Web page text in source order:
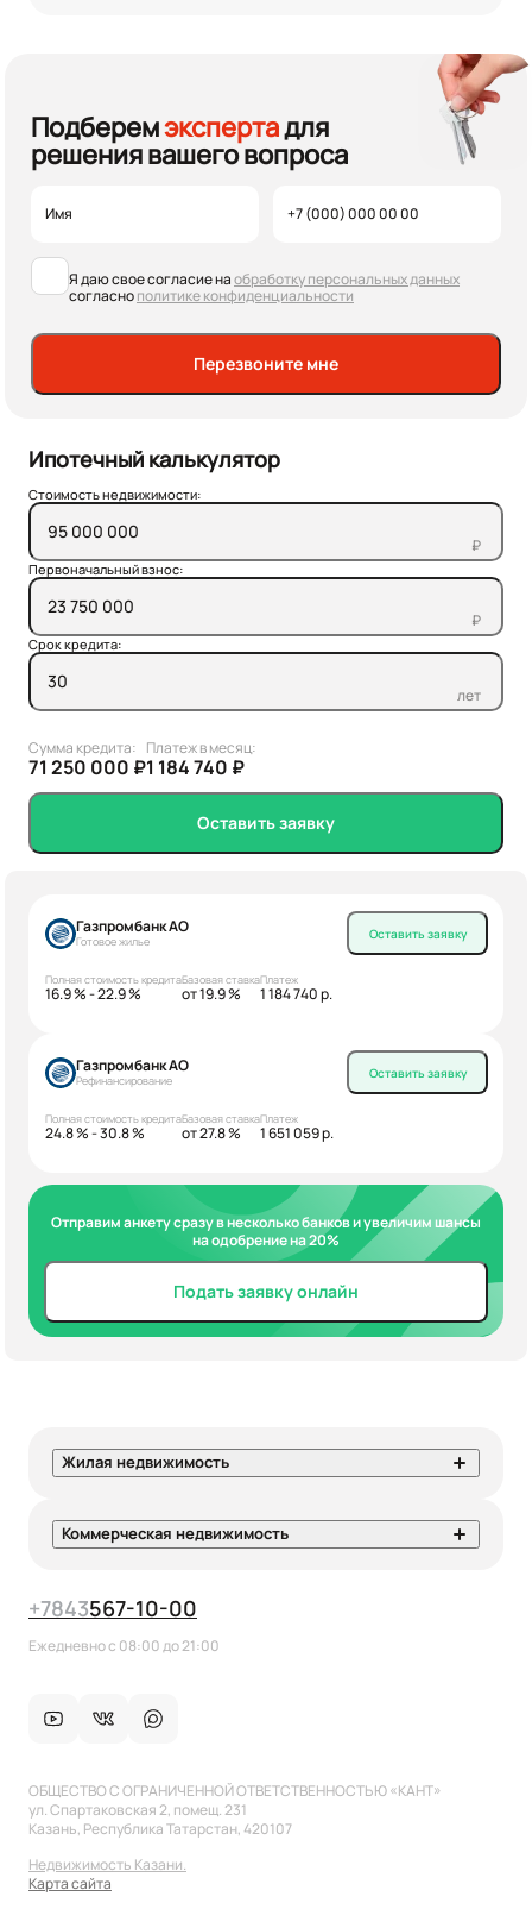
Подберемэкспертадля
решения вашего вопроса
Я даю свое согласие наобработку персональных данных
согласнополитике конфиденциальности
Перезвоните мне
Ипотечный калькулятор
Стоимость недвижимости:
₽
Первоначальный взнос:
₽
Срок кредита:
лет
Сумма кредита:
71 250 000 ₽
Платеж в месяц:
1 184 740 ₽
Оставить заявку
Газпромбанк АО
Готовое жилье
Полная стоимость кредита
16.9 % - 22.9 %
Базовая ставка
от 19.9 %
Платеж
1 184 740 р.
Оставить заявку
Газпромбанк АО
Рефинансирование
Полная стоимость кредита
24.8 % - 30.8 %
Базовая ставка
от 27.8 %
Платеж
1 651 059 р.
Оставить заявку
Отправим анкету сразу в несколько банков и увеличим шансы
на одобрение на 20%
Подать заявку онлайн
Жилая недвижимость
Коммерческая недвижимость
+7843567-10-00
Ежедневно с 08:00 до 21:00
ОБЩЕСТВО С ОГРАНИЧЕННОЙ ОТВЕТСТВЕННОСТЬЮ «КАНТ»
ул. Спартаковская 2, помещ. 231
Казань, Республика Татарстан, 420107
Недвижимость Казани.
Карта сайта